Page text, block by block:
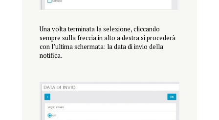
Una volta terminata la selezione, cliccando
sempre sulla freccia in alto a destra si procederà
con l’ultima schermata: la data di invio della
notifica.